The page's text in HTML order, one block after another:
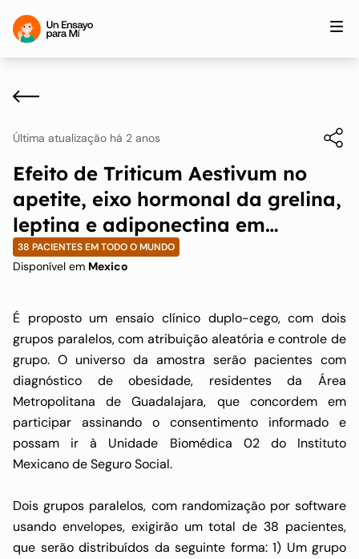
Última atualização há 2 anos
Efeito de Triticum Aestivum no
apetite, eixo hormonal da grelina,
leptina e adiponectina em
pacientes com obesidade
38 PACIENTES EM TODO O MUNDO
Disponível em Mexico
É proposto um ensaio clínico duplo-cego, com dois
grupos paralelos, com atribuição aleatória e controle de
grupo. O universo da amostra serão pacientes com
diagnóstico de obesidade, residentes da Área
Metropolitana de Guadalajara, que concordem em
participar assinando o consentimento informado e
possam ir à Unidade Biomédica 02 do Instituto
Mexicano de Seguro Social.
Dois grupos paralelos, com randomização por software
usando envelopes, exigirão um total de 38 pacientes,
que serão distribuídos da seguinte forma: 1) Um grupo